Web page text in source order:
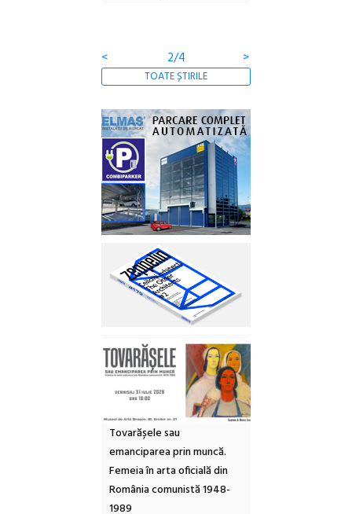
< 2/4 >
TOATE ȘTIRILE
Tovarășele sau
emanciparea prin muncă.
Femeia în arta oficială din
România comunistă 1948-
1989